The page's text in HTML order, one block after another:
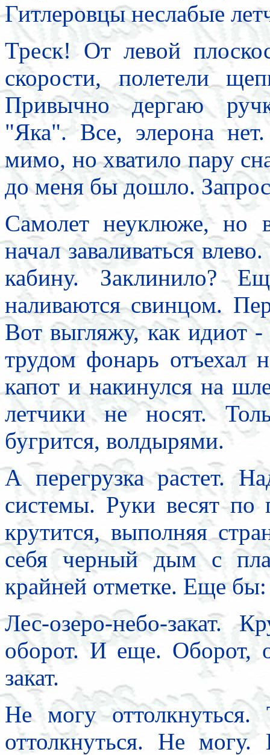
Гитлеровцы неслабые
Треск! От левой
скорости, полетели
Привычно дергаю
"Яка". Все, элерона
мимо, но хватило пару
до меня бы дошло.
Самолет неуклюже, но
начал заваливаться
кабину. Заклинило?
наливаются свинцом.
Вот выгляжу, как идиот
трудом фонарь отъехал
капот и накинулся на
летчики не носят.
бугрится, волдырями.
А перегрузка растет.
системы. Руки весят по
крутится, выполняя
себя черный дым с
крайней отметке. Еще бы:
Лес-озеро-небо-закат.
оборот. И еще. Оборот,
закат.
Не могу
оттолкнуться. Не